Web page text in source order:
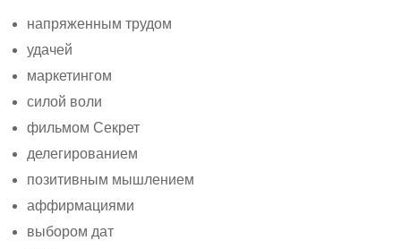
напряженным трудом
удачей
маркетингом
силой воли
фильмом Секрет
делегированием
позитивным мышлением
аффирмациями
выбором дат